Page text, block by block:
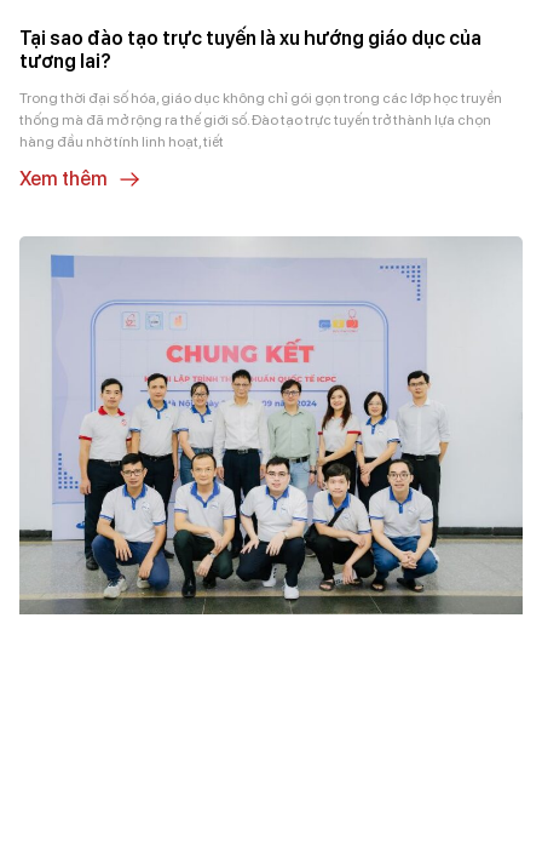
Tại sao đào tạo trực tuyến là xu hướng giáo dục của
tương lai?
Trong thời đại số hóa, giáo dục không chỉ gói gọn trong các lớp học truyền
thống mà đã mở rộng ra thế giới số. Đào tạo trực tuyến trở thành lựa chọn
hàng đầu nhờ tính linh hoạt, tiết
Xem thêm